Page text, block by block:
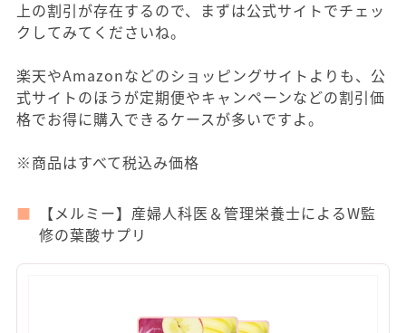
上の割引が存在するので、まずは公式サイトでチェッ
クしてみてくださいね。
楽天やAmazonなどのショッピングサイトよりも、公
式サイトのほうが定期便やキャンペーンなどの割引価
格でお得に購入できるケースが多いですよ。
※商品はすべて税込み価格
【メルミー】産婦人科医＆管理栄養士によるW監
修の葉酸サプリ